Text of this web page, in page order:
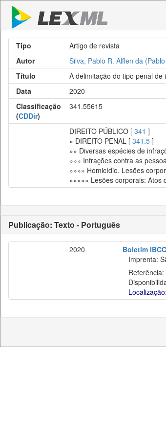
Tipo
Artigo de revista
Autor
Silva, Pablo R. Alflen da
Título
A delimitação do tipo penal
Data
2020
Classificação
(CDDir)
341.55615
DIREITO PÚBLICO [ 341 ]
» DIREITO PENAL [ 341.5 ]
»» Diversas espécies de
»»» Infrações contra as
»»»» Homicídio. Lesões
»»»»» Lesões corporais: Atos
Publicação: Texto - Português
2020
Boletim
Imprenta:
Referência:
Localização: